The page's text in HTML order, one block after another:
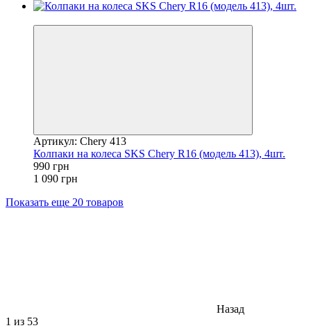
Артикул: Chery 413
Колпаки на колеса SKS Chery R16 (модель 413), 4шт.
990 грн
1 090 грн
Показать еще 20 товаров
Назад
1 из 53